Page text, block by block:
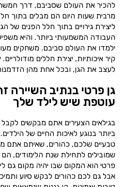
להכיר את העולם שסביבם, דרך
מרבית שעות היום הם מבלים בתוך
ליצירת גירויים בתוך חלל הפנים של
העבודה המשמעותי ביותר. והיא
ילמדו את העולם סביבם. משחקים
קיר איכותיות, יצירת חללים
לעצב את הגן, ובכל אחת מהן
גן פרטי בנתיב השיירה
עוטפת שיש לילד שלך
בגילאים הצעירים אתם מבקשים
ביותר בנוגע לאיכות החיים של
טבעיים שלכם, כהורים, שאיתם אתם
שמובילים לתחילת שנת הלימודים, הם
פרטי הוא המקום שבו יהיה מקום גם
אבל גם לכם כהורים לבקש סיוע